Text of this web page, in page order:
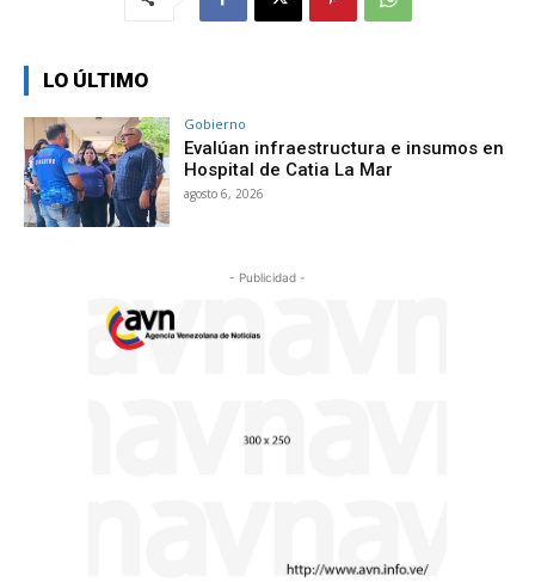
LO ÚLTIMO
Gobierno
Evalúan infraestructura e insumos en
Hospital de Catia La Mar
agosto 6, 2026
- Publicidad -